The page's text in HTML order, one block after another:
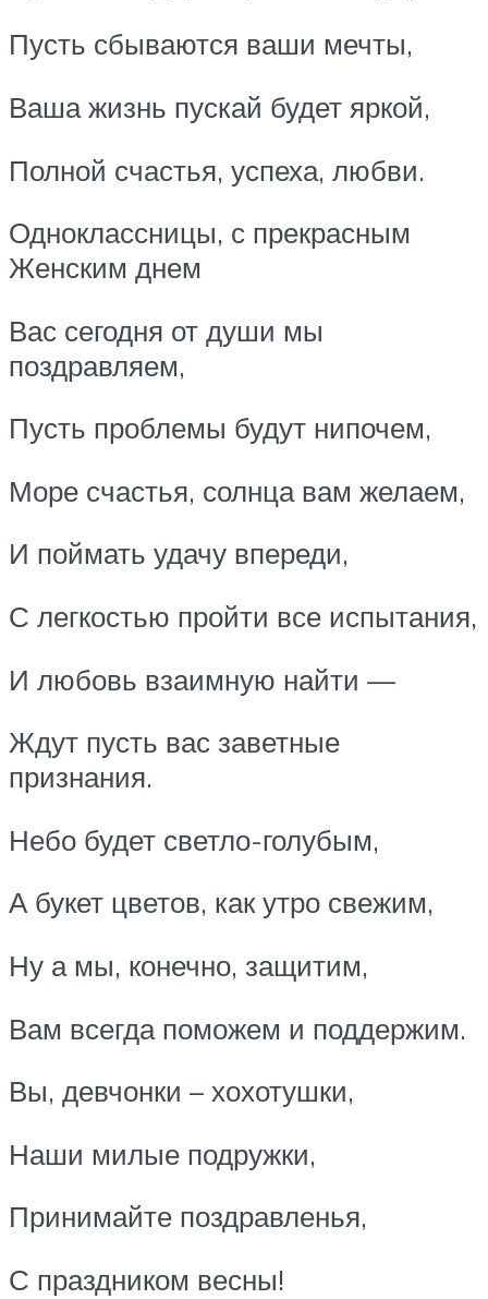
Пусть сбываются ваши мечты,
Ваша жизнь пускай будет яркой,
Полной счастья, успеха, любви.
Одноклассницы, с прекрасным
Женским днем
Вас сегодня от души мы
поздравляем,
Пусть проблемы будут нипочем,
Море счастья, солнца вам желаем,
И поймать удачу впереди,
С легкостью пройти все испытания,
И любовь взаимную найти —
Ждут пусть вас заветные
признания.
Небо будет светло-голубым,
А букет цветов, как утро свежим,
Ну а мы, конечно, защитим,
Вам всегда поможем и поддержим.
Вы, девчонки – хохотушки,
Наши милые подружки,
Принимайте поздравленья,
С праздником весны!